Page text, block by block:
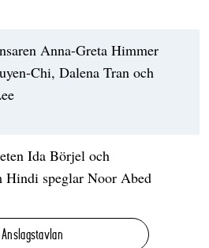
Anna-Greta Himmer
Chi, Dalena Tran och
Ida Börjel och
Hindi speglar Noor Abed
Anslagstavlan